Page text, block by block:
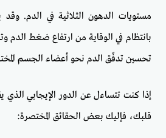
مستويات الدهون الثلاثية في الدم.
بانتظام في الوقاية من ارتفاع ضغط الدم
تحسين تدفّق الدم نحو أعضاء الجسم
إذا كنت تتساءل عن الدور الإيجابي
قلبك، فإليك بعض الحقائق المختصرة: